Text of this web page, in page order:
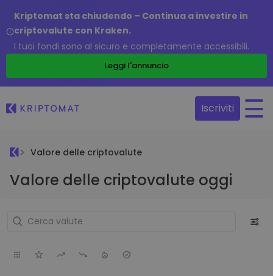
Kriptomat sta chiudendo – Continua a investire in
criptovalute con Kraken.
I tuoi fondi sono al sicuro e completamente accessibili.
Leggi l'annuncio
Iscriviti
Valore delle criptovalute
Valore delle criptovalute oggi